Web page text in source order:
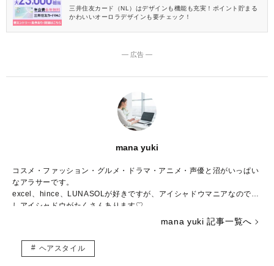
三井住友カード（NL）はデザインも機能も充実！ポイント貯まる
かわいいオーロラデザインも要チェック！
― 広告 ―
mana yuki
コスメ・ファッション・グルメ・ドラマ・アニメ・声優と沼がいっぱい
なアラサーです。
excel、hince、LUNASOLが好きですが、アイシャドウマニアなので推
しアイシャドウがたくさんあります♡
コスメの写真を撮るのも大好きで、眺めて一日が終わってしまうことも
調理師免許、色彩検定3級、骨格診断アドバイザー検定3級、日本化粧品
検定2級、パーソナルカラリスト2級を持っていますが、上を目指してま
mana yuki 記事一覧へ
ヘアスタイル